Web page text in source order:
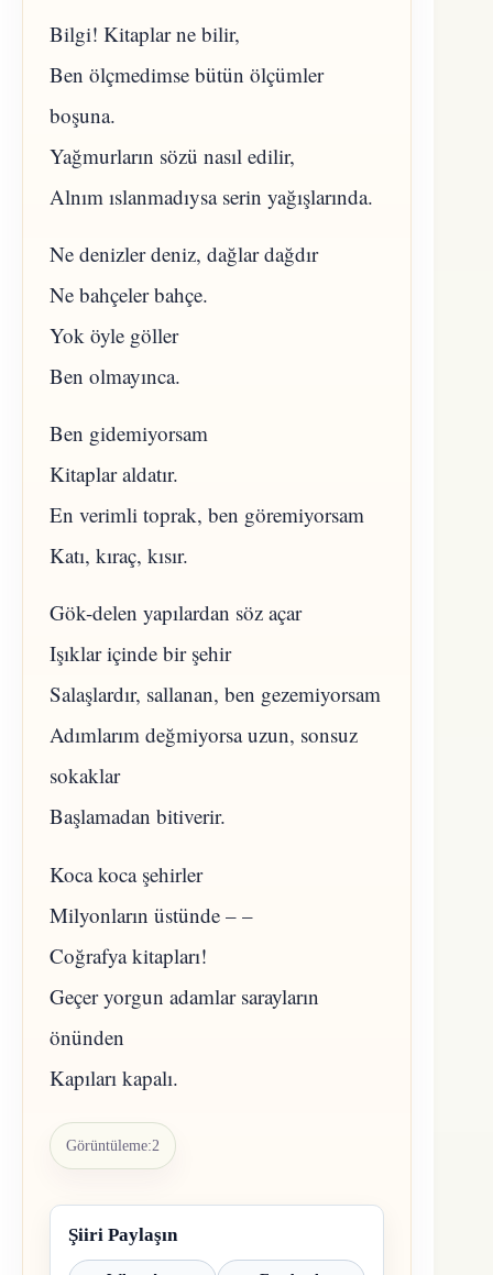
Bilgi! Kitaplar ne bilir,
Ben ölçmedimse bütün ölçümler
boşuna.
Yağmurların sözü nasıl edilir,
Alnım ıslanmadıysa serin yağışlarında.
Ne denizler deniz, dağlar dağdır
Ne bahçeler bahçe.
Yok öyle göller
Ben olmayınca.
Ben gidemiyorsam
Kitaplar aldatır.
En verimli toprak, ben göremiyorsam
Katı, kıraç, kısır.
Gök-delen yapılardan söz açar
Işıklar içinde bir şehir
Salaşlardır, sallanan, ben gezemiyorsam
Adımlarım değmiyorsa uzun, sonsuz
sokaklar
Başlamadan bitiverir.
Koca koca şehirler
Milyonların üstünde – –
Coğrafya kitapları!
Geçer yorgun adamlar sarayların
önünden
Kapıları kapalı.
Görüntüleme:2
Şiiri Paylaşın